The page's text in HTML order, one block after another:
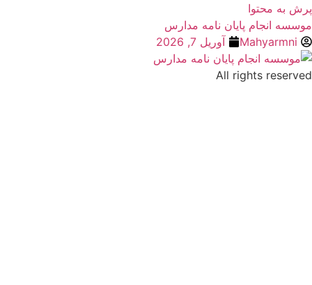
پرش به محتوا
موسسه انجام پایان نامه مدارس
Mahyarmni
آوریل 7, 2026
All rights reserved